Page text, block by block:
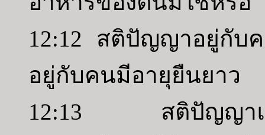
12:12 สติปัญญาอยู่กับ
อยู่กับคนมีอายุยืนยาว
12:13 สติปัญญาแล